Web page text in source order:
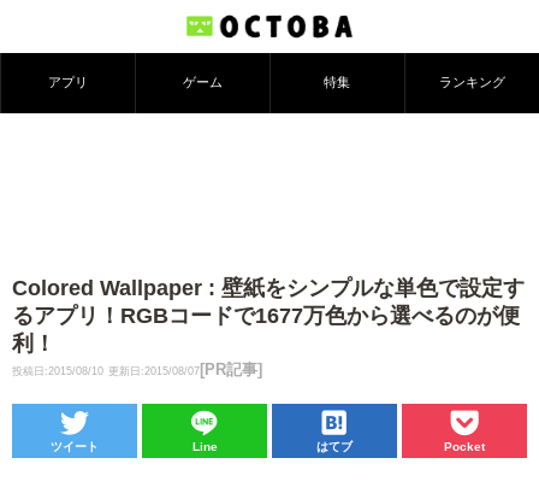
アプリ ゲーム 特集 ランキング
Colored Wallpaper : 壁紙をシンプルな単色で設定す
るアプリ！RGBコードで1677万色から選べるのが便
利！
投稿日:2015/08/10 更新日:2015/08/07 [PR記事]
ツイート Line はてブ Pocket